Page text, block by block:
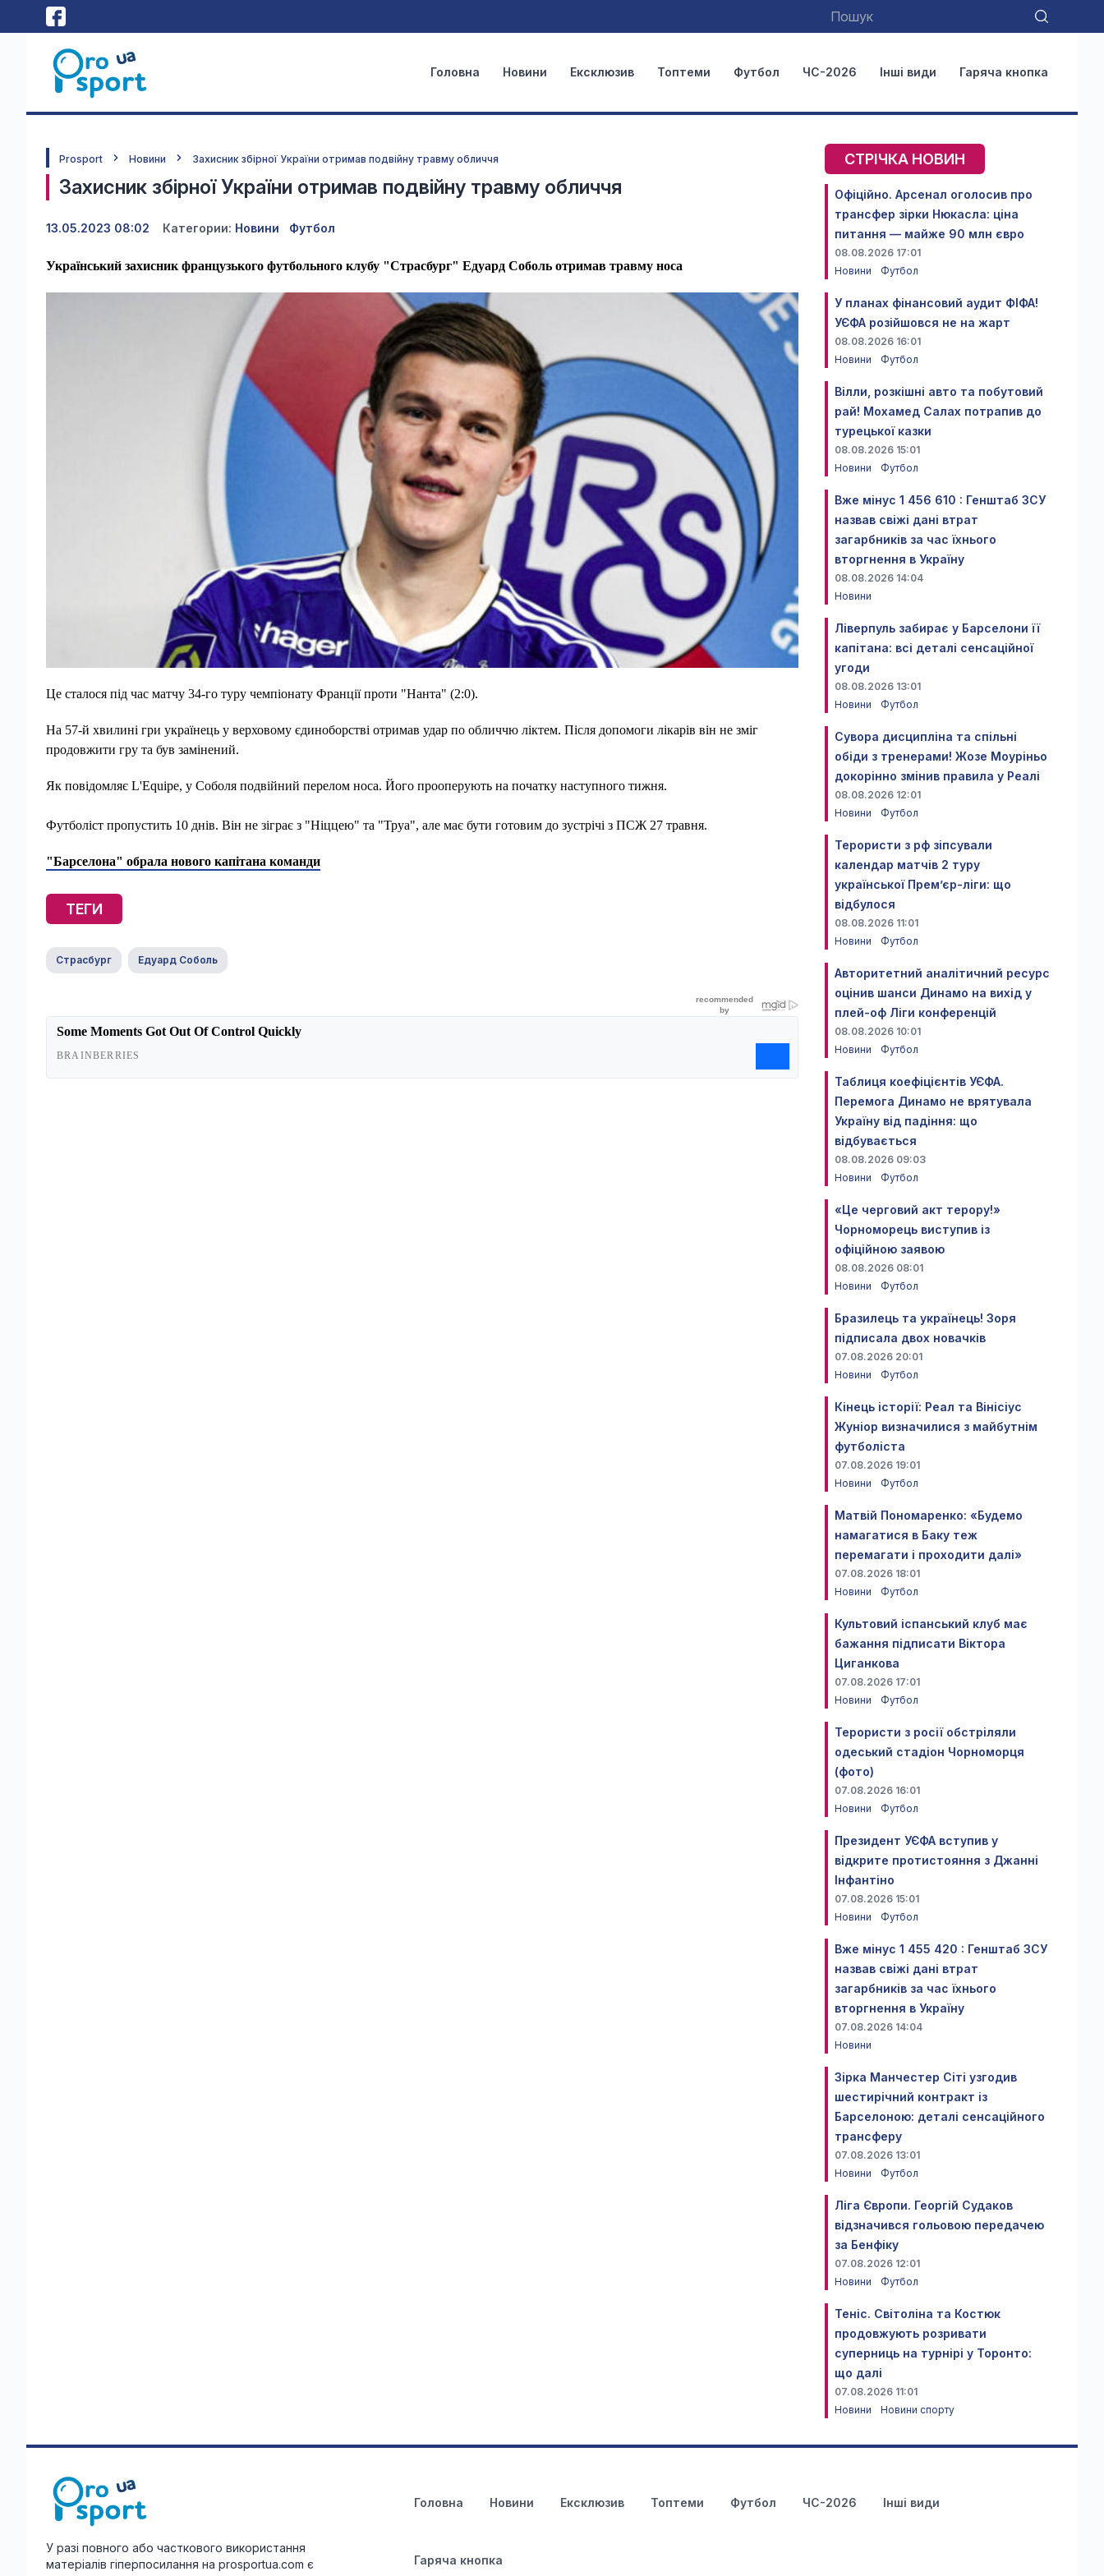
Головна Новини Ексклюзив Топтеми Футбол ЧС-2026 Інші види Гаряча кнопка
Prosport Новини Захисник збірної України отримав подвійну травму обличчя
Захисник збірної України отримав подвійну травму обличчя
13.05.2023 08:02 Категории: Новини Футбол
Український захисник французького футбольного клубу "Страсбург" Едуард Соболь отримав травму носа
Це сталося під час матчу 34-го туру чемпіонату Франції проти "Нанта" (2:0).
На 57-й хвилині гри українець у верховому єдиноборстві отримав удар по обличчю ліктем. Після допомоги лікарів він не зміг
продовжити гру та був замінений.
Як повідомляє L'Equipe, у Соболя подвійний перелом носа. Його прооперують на початку наступного тижня.
Футболіст пропустить 10 днів. Він не зіграє з "Ніццею" та "Труа", але має бути готовим до зустрічі з ПСЖ 27 травня.
"Барселона" обрала нового капітана команди
ТЕГИ
Страсбург Едуард Соболь
СТРІЧКА НОВИН
Офіційно. Арсенал оголосив про
трансфер зірки Нюкасла: ціна
питання — майже 90 млн євро
08.08.2026 17:01
Новини
Футбол
У планах фінансовий аудит ФІФА!
УЄФА розійшовся не на жарт
08.08.2026 16:01
Новини
Футбол
Вілли, розкішні авто та побутовий
рай! Мохамед Салах потрапив до
турецької казки
08.08.2026 15:01
Новини
Футбол
Вже мінус 1 456 610 : Генштаб ЗСУ
назвав свіжі дані втрат
загарбників за час їхнього
вторгнення в Україну
08.08.2026 14:04
Новини
Ліверпуль забирає у Барселони її
капітана: всі деталі сенсаційної
угоди
08.08.2026 13:01
Новини
Футбол
Сувора дисципліна та спільні
обіди з тренерами! Жозе Моуріньо
докорінно змінив правила у Реалі
08.08.2026 12:01
Новини
Футбол
Терористи з рф зіпсували
календар матчів 2 туру
української Прем’єр-ліги: що
відбулося
08.08.2026 11:01
Новини
Футбол
Авторитетний аналітичний ресурс
оцінив шанси Динамо на вихід у
плей-оф Ліги конференцій
08.08.2026 10:01
Новини
Футбол
Таблиця коефіцієнтів УЄФА.
Перемога Динамо не врятувала
Україну від падіння: що
відбувається
08.08.2026 09:03
Новини
Футбол
«Це черговий акт терору!»
Чорноморець виступив із
офіційною заявою
08.08.2026 08:01
Новини
Футбол
Бразилець та українець! Зоря
підписала двох новачків
07.08.2026 20:01
Новини
Футбол
Кінець історії: Реал та Вінісіус
Жуніор визначилися з майбутнім
футболіста
07.08.2026 19:01
Новини
Футбол
Матвій Пономаренко: «Будемо
намагатися в Баку теж
перемагати і проходити далі»
07.08.2026 18:01
Новини
Футбол
Культовий іспанський клуб має
бажання підписати Віктора
Циганкова
07.08.2026 17:01
Новини
Футбол
Терористи з росії обстріляли
одеський стадіон Чорноморця
(фото)
07.08.2026 16:01
Новини
Футбол
Президент УЄФА вступив у
відкрите протистояння з Джанні
Інфантіно
07.08.2026 15:01
Новини
Футбол
Вже мінус 1 455 420 : Генштаб ЗСУ
назвав свіжі дані втрат
загарбників за час їхнього
вторгнення в Україну
07.08.2026 14:04
Новини
Зірка Манчестер Сіті узгодив
шестирічний контракт із
Барселоною: деталі сенсаційного
трансферу
07.08.2026 13:01
Новини
Футбол
Ліга Європи. Георгій Судаков
відзначився гольовою передачею
за Бенфіку
07.08.2026 12:01
Новини
Футбол
Теніс. Світоліна та Костюк
продовжують розривати
суперниць на турнірі у Торонто:
що далі
07.08.2026 11:01
Новини
Новини спорту
У разі повного або часткового використання
матеріалів гіперпосилання на prosportua.com є
Головна Новини Ексклюзив Топтеми Футбол ЧС-2026 Інші види
Гаряча кнопка